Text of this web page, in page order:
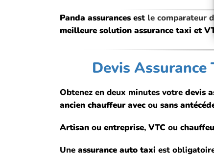
Panda assurancesest le comparateur
meilleure solution assurance taxi et
Devis Assurance
Obtenez en deux minutes votre devis
ancien chauffeur avecou sans
Artisanou entreprise, VTC ou
Une assurance auto taxi est